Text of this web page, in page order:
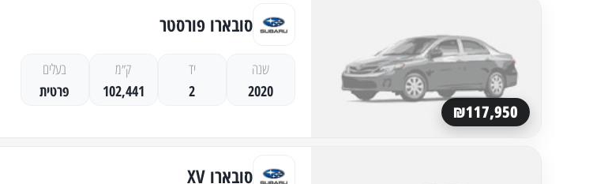
₪117,950
סובארו פורסטר
שנה
2020
יד
2
ק״מ
102,441
בעלים
פרטית
סובארו XV